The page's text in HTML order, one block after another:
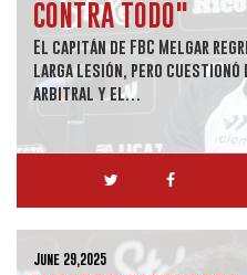
CONTRA TODO"
El capitán de FBC Melgar
larga lesión, pero cuestionó
arbitral y el…
June 29,2025